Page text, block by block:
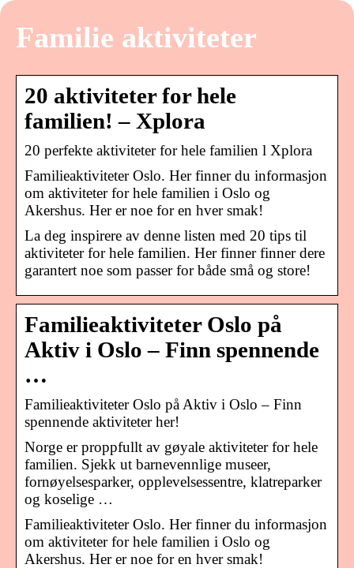
Familie aktiviteter
20 aktiviteter for hele
familien! – Xplora
20 perfekte aktiviteter for hele familien l Xplora
Familieaktiviteter Oslo. Her finner du informasjon
om aktiviteter for hele familien i Oslo og
Akershus. Her er noe for en hver smak!
La deg inspirere av denne listen med 20 tips til
aktiviteter for hele familien. Her finner finner dere
garantert noe som passer for både små og store!
Familieaktiviteter Oslo på
Aktiv i Oslo – Finn spennende
…
Familieaktiviteter Oslo på Aktiv i Oslo – Finn
spennende aktiviteter her!
Norge er proppfullt av gøyale aktiviteter for hele
familien. Sjekk ut barnevennlige museer,
fornøyelsesparker, opplevelsessentre, klatreparker
og koselige …
Familieaktiviteter Oslo. Her finner du informasjon
om aktiviteter for hele familien i Oslo og
Akershus. Her er noe for en hver smak!